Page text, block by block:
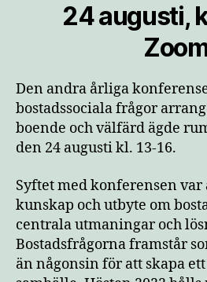
24 augusti,
Den andra årliga
bostadssociala frågor
boende och välfärd ägde
den 24 augusti kl. 13-16.
Syftet med konferensen
kunskap och utbyte om
centrala utmaningar och
Bostadsfrågorna framstår
än någonsin för att skapa